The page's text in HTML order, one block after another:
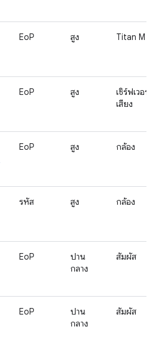
EoP สูง Titan M
EoP สูง
เซิร์ฟเวอร์
เสียง
EoP สูง กล้อง
รหัส สูง กล้อง
EoP
ปาน
กลาง
สัมผัส
EoP
ปาน
กลาง
สัมผัส